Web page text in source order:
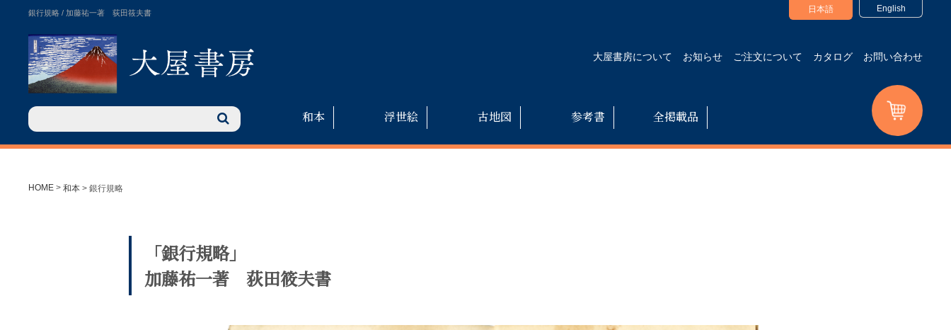
銀行規略 / 加藤祐一著 荻田筱夫書 日本語 English
大屋書房について お知らせ ご注文について カタログ お問い合わせ
和本 浮世絵 古地図 参考書 全掲載品
HOME > 和本 > 銀行規略
「銀行規略」
加藤祐一著 荻田筱夫書